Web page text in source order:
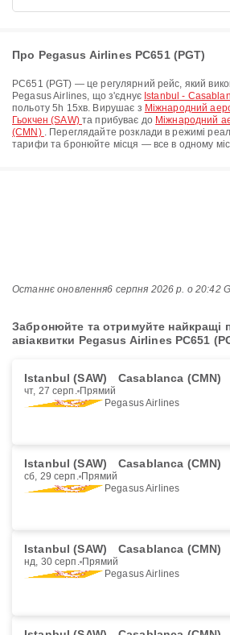
Про Pegasus Airlines PC651 (PGT)
PC651 (PGT) — це регулярний рейс, який
Pegasus Airlines, що з'єднує Istanbul -
польоту5h 15хв. Вирушає з Міжнародний
Гьокчен (SAW) та прибуває до Міжнародний
(CMN) . Переглядайте розклади в режимі
тарифи та бронюйте місця — все в одному
Останнє оновлення6 серпня 2026 р. о 20:42
Забронюйте та отримуйте найкращі
авіаквитки Pegasus Airlines PC651
Istanbul (SAW) Casablanca (CMN)
чт, 27 серп. Прямий
Pegasus Airlines
Istanbul (SAW) Casablanca (CMN)
сб, 29 серп. Прямий
Pegasus Airlines
Istanbul (SAW) Casablanca (CMN)
нд, 30 серп. Прямий
Pegasus Airlines